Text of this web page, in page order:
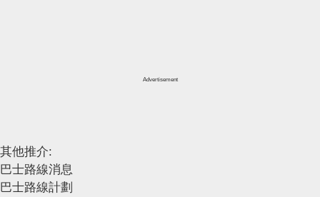
Advertisement
其他推介:
巴士路線消息
巴士路線計劃